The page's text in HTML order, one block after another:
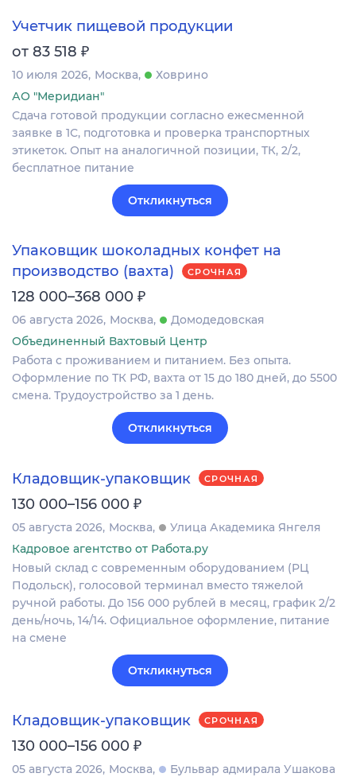
Учетчик пищевой продукции
от 83 518 ₽
10 июля 2026 Москва
Ховрино
АО "Меридиан"
Сдача готовой продукции согласно ежесменной
заявке в 1С, подготовка и проверка транспортных
этикеток. Опыт на аналогичной позиции, ТК, 2/2,
бесплатное питание
Откликнуться
Упаковщик шоколадных конфет на
производство (вахта)
СРОЧНАЯ
128 000–368 000 ₽
06 августа 2026 Москва
Домодедовская
Объединенный Вахтовый Центр
Работа с проживанием и питанием. Без опыта.
Оформление по ТК РФ, вахта от 15 до 180 дней, до 5500
смена. Трудоустройство за 1 день.
Откликнуться
Кладовщик-упаковщик СРОЧНАЯ
130 000–156 000 ₽
05 августа 2026 Москва
Улица Академика Янгеля
Кадровое агентство от Работа.ру
Новый склад с современным оборудованием (РЦ
Подольск), голосовой терминал вместо тяжелой
ручной работы. До 156 000 рублей в месяц, график 2/2
день/ночь, 14/14. Официальное оформление, питание
на смене
Откликнуться
Кладовщик-упаковщик СРОЧНАЯ
130 000–156 000 ₽
05 августа 2026 Москва
Бульвар адмирала Ушакова